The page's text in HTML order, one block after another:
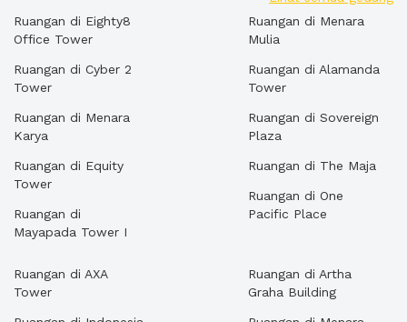
Ruangan di Eighty8
Office Tower
Ruangan di Cyber 2
Tower
Ruangan di Menara
Karya
Ruangan di Equity
Tower
Ruangan di
Mayapada Tower I
Ruangan di Menara
Mulia
Ruangan di Alamanda
Tower
Ruangan di Sovereign
Plaza
Ruangan di The Maja
Ruangan di One
Pacific Place
Ruangan di AXA
Tower
Ruangan di Artha
Graha Building